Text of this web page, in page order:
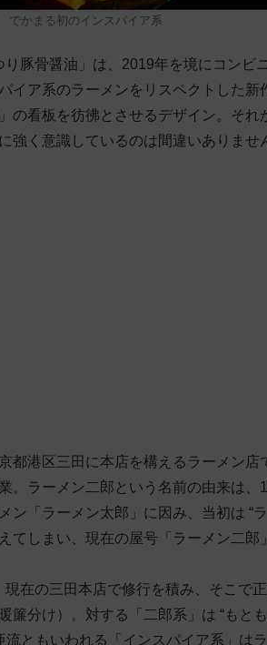
でかまる初のインスパイア系
豚骨醤油」は、2019年を境にコンビ
イア系のラーメンをリスペクトした新
の看板を彷彿とさせるデザイン。それ
強く意識しているのは間違いありませ
都港区三田に本店を構えるラーメン店
。ラーメン二郎という名前の由来は、
「ラーメン太郎」に因み、当初は “
てしまい、現在の屋号「ラーメン二郎
在の三田本店で修行を積み、そこで
簾分け）。対する「二郎系」は “もと
ともいわれる「インスパイア系」は